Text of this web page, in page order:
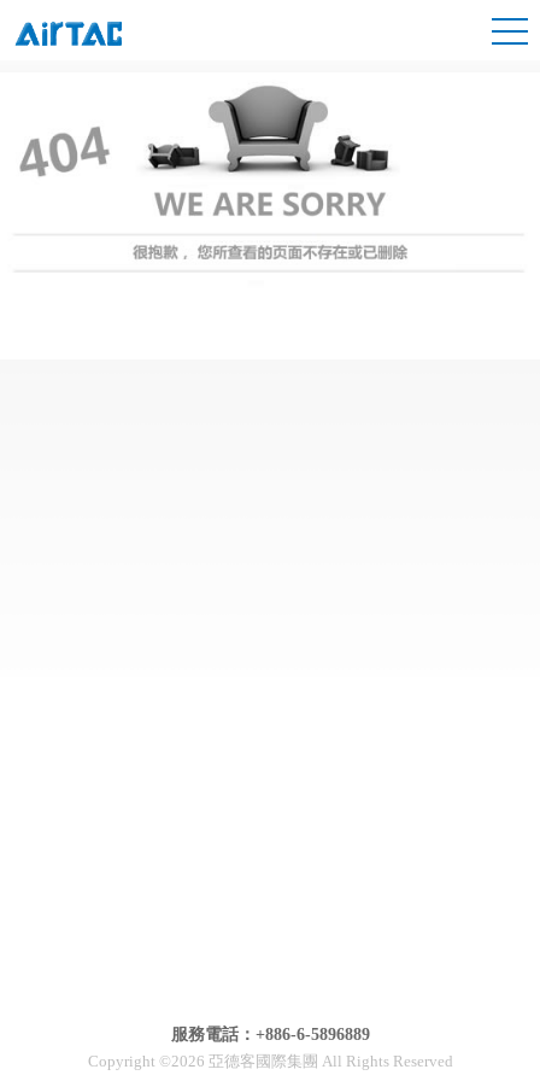
服務電話：+886-6-5896889
Copyright ©2026 亞德客國際集團 All Rights Reserved